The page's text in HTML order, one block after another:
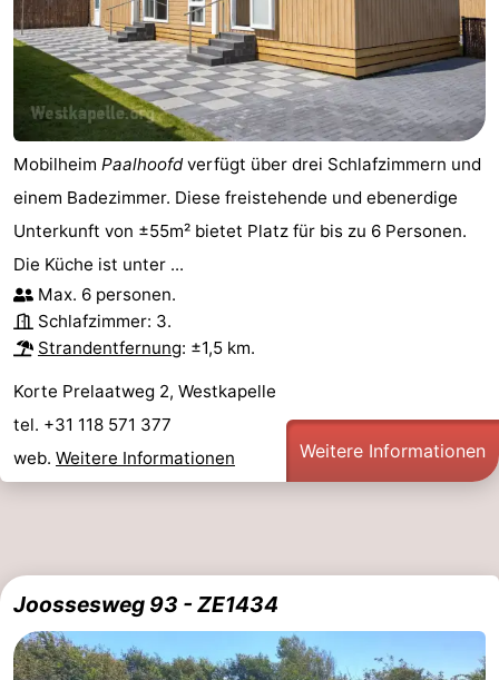
Mobilheim Paalhoofdverfügt über drei Schlafzimmern und
einem Badezimmer. Diese freistehende und ebenerdige
Unterkunft von ±55m² bietet Platz für bis zu 6 Personen.
Die Küche ist unter ...
Max. 6 personen.
Schlafzimmer: 3.
Strandentfernung: ±1,5 km.
Korte Prelaatweg 2, Westkapelle
tel. +31 118 571 377
web. Weitere Informationen Weitere Informationen
Joossesweg 93 - ZE1434